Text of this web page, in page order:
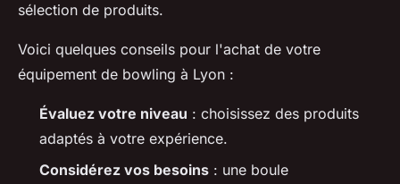
sélection de produits.
Voici quelques conseils pour l'achat de votre
équipement de bowling à Lyon :
Évaluez votre niveau : choisissez des produits
adaptés à votre expérience.
Considérez vos besoins : une boule